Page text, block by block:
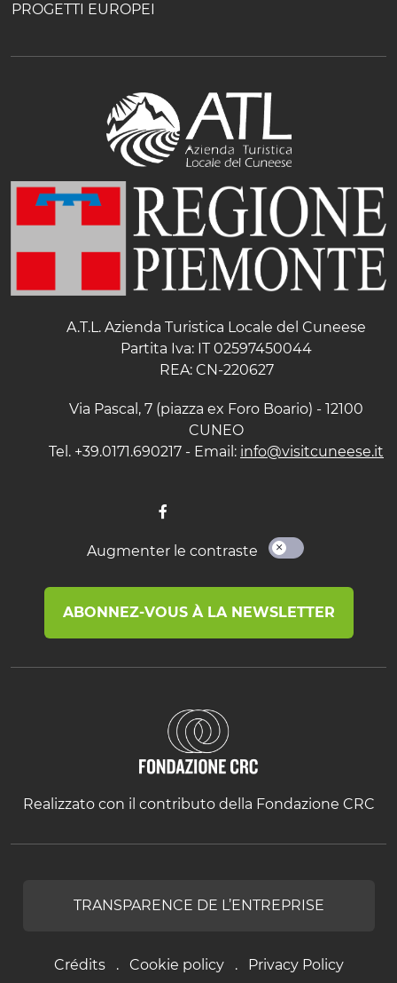
PROGETTI EUROPEI
A.T.L. Azienda Turistica Locale del Cuneese
Partita Iva: IT 02597450044
REA: CN-220627
Via Pascal, 7 (piazza ex Foro Boario) - 12100
CUNEO
Tel. +39.0171.690217 - Email: info@visitcuneese.it
Augmenter le contraste
ABONNEZ-VOUS À LA NEWSLETTER
Realizzato con il contributo della Fondazione CRC
Crédits Cookie policy Privacy Policy
TRANSPARENCE DE L’ENTREPRISE